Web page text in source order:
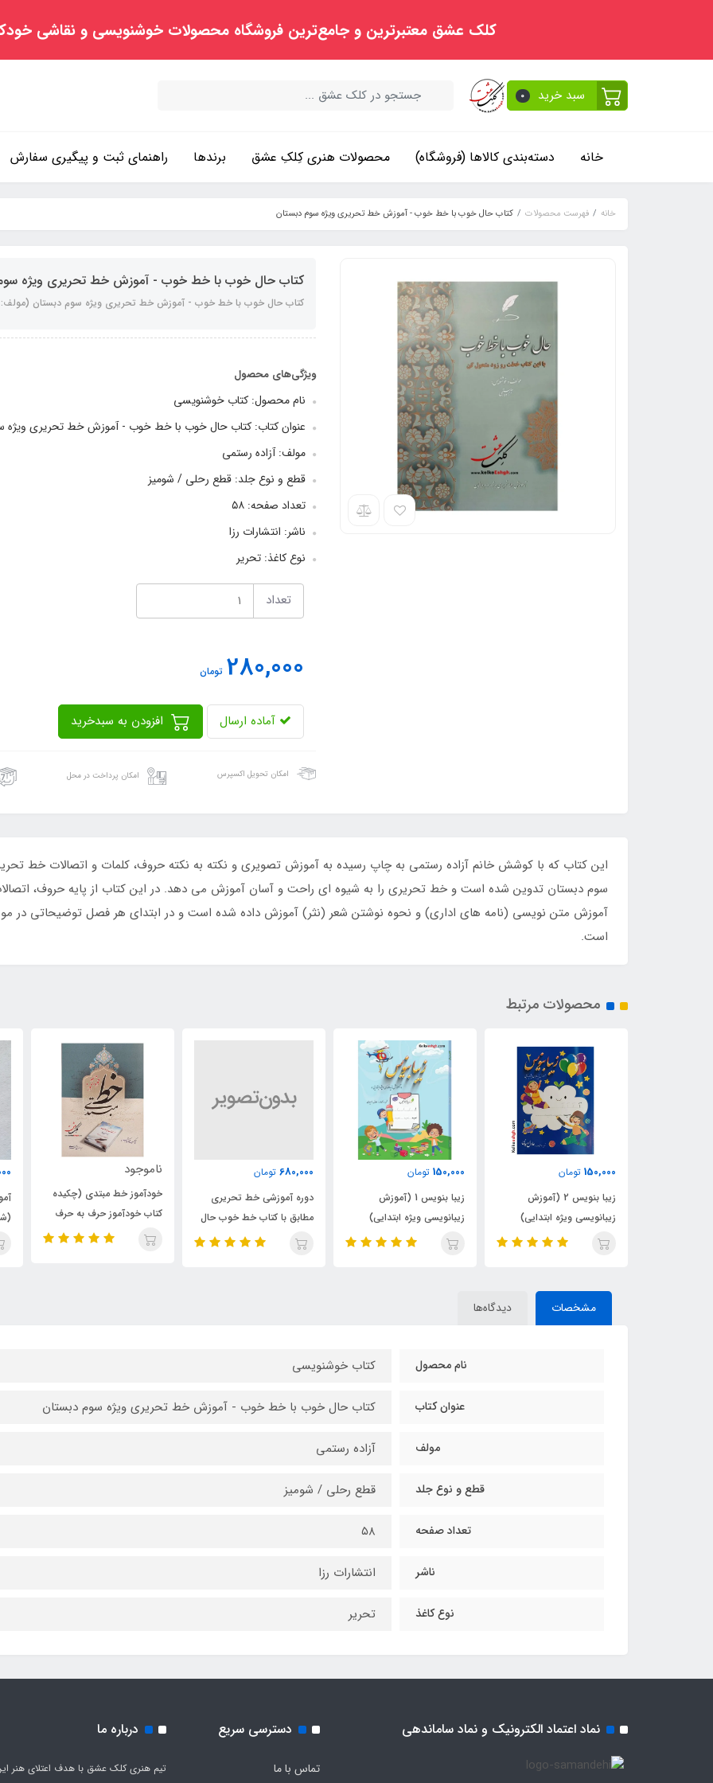
کلک عشق معتبرترین و جامع‌ترین فروشگاه محصولات خوشنویسی و نقاشی
سبد خرید 0
خانه دسته‌بندی کالاها (فروشگاه) محصولات هنری کِلکِ عشق برندها راهنمای ثبت و پیگیری سفارش
خانه فهرست محصولات کتاب حال خوب با خط خوب - آموزش خط تحریری ویژه سوم دبستان
کتاب حال خوب با خط خوب - آموزش خط تحریری ویژه
کتاب حال خوب با خط خوب - آموزش خط تحریری ویژه سوم دبستان (مولف:
ویژگی‌های محصول
نام محصول: کتاب خوشنویسی
عنوان کتاب: کتاب حال خوب با خط خوب - آموزش خط تحریری ویژه
مولف: آزاده رستمی
قطع و نوع جلد: قطع رحلی / شومیز
تعداد صفحه: ۵۸
ناشر: انتشارات رزا
نوع کاغذ: تحریر
تعداد
280,000 تومان
آماده ارسال
امکان تحویل اکسپرس امکان پرداخت در محل
این کتاب که با کوشش خانم آزاده رستمی به چاپ رسیده به آموزش تصویری و نکته به نکته حروف، کلمات و اتصالات خط
سوم دبستان تدوین شده است و خط تحریری را به شیوه ای راحت و آسان آموزش می دهد. در این کتاب از پایه حروف،
آموزش متن نویسی (نامه های اداری) و نحوه نوشتن شعر (نثر) آموزش داده شده است و در ابتدای هر فصل توضیحاتی در
است.
محصولات مرتبط
150,000 تومان
زیبا بنویس 1 (آموزش
زیبانویسی ویژه ابتدایی)
680,000 تومان
دوره آموزشی خط تحریری
مطابق با کتاب خط خوب حال
خوب (مدرس: آزاده رستمی)
ناموجود
خودآموز خط مبتدی (چکیده
کتاب خودآموز حرف به حرف
خط تحریری)
200,000
آموزش خط تحریری پنج خط
(شامل خطوط: نستعلیق،
شکسته، نسخ، ثلث و لاتین)
مشخصات دیدگاه‌ها
نام محصول کتاب خوشنویسی
عنوان کتاب کتاب حال خوب با خط خوب - آموزش خط تحریری ویژه سوم دبستان
مولف آزاده رستمی
قطع و نوع جلد قطع رحلی / شومیز
تعداد صفحه ۵۸
ناشر انتشارات رزا
نوع کاغذ تحریر
نماد اعتماد الکترونیک و نماد ساماندهی دسترسی سریع
تماس با ما
درباره ما
تیم هنری کلک عشق با هدف اعتلای هنر